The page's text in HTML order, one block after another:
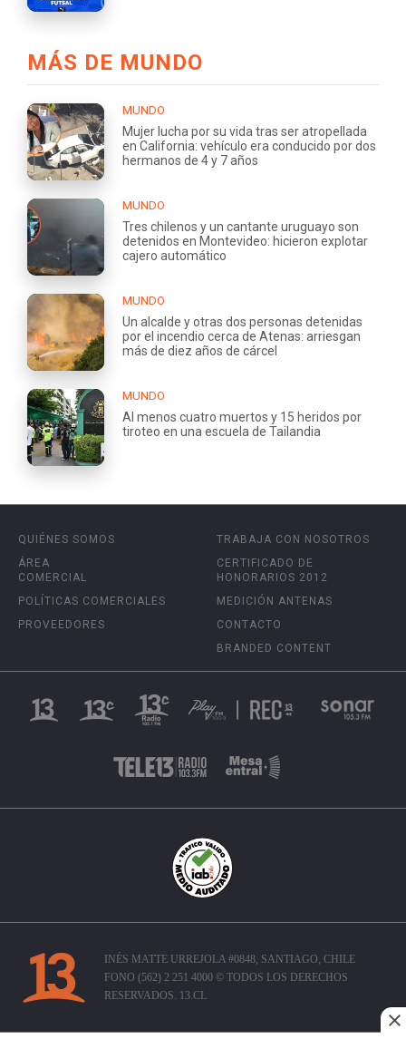
MÁS DE MUNDO
MUNDO
Mujer lucha por su vida tras ser atropellada
en California: vehículo era conducido por dos
hermanos de 4 y 7 años
MUNDO
Tres chilenos y un cantante uruguayo son
detenidos en Montevideo: hicieron explotar
cajero automático
MUNDO
Un alcalde y otras dos personas detenidas
por el incendio cerca de Atenas: arriesgan
más de diez años de cárcel
MUNDO
Al menos cuatro muertos y 15 heridos por
tiroteo en una escuela de Tailandia
QUIÉNES SOMOS
ÁREA
COMERCIAL
POLÍTICAS COMERCIALES
PROVEEDORES
TRABAJA CON NOSOTROS
CERTIFICADO DE
HONORARIOS 2012
MEDICIÓN ANTENAS
CONTACTO
BRANDED CONTENT
INÉS MATTE URREJOLA #0848, SANTIAGO, CHILE
FONO (562) 2 251 4000 © TODOS LOS DERECHOS
RESERVADOS. 13.CL